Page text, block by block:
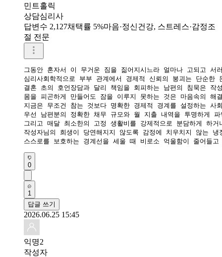
민트홀릭
상담심리사
답변수 2,127채택률 5%마음·정신건강, 스트레스·감정조
절 전문
그동안 혼자서 이 무거운 짐을 짊어지시느라 얼마나 고되고 서
심리사회학적으로 부부 관계에서 경제적 신뢰의 붕괴는 단순
결혼 초의 호언장담과 달리 책임을 회피하는 남편의 침묵은 작
몸을 피곤하게 만들어도 잠을 이루지 못하는 것은 마음속의
지금은 무조건 참는 것보다 명확한 경제적 경계를 설정하는 사
우선 남편분의 정확한 채무 규모와 월 지출 내역을 투명하게
그리고 매달 최소한의 고정 생활비를 강제적으로 분담하게 하
작성자님의 희생이 당연해지지 않도록 감정에 치우치지 않는
스스로를 보호하는 경계선을 세울 때 비로소 억울함이 줄어들
0
1
답글 쓰기
2026.06.25 15:45
익명2
작성자